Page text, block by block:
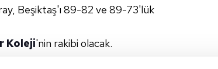
Beşiktaş'ı 89-82 ve 89-73'lük
Koleji'nin rakibi olacak.